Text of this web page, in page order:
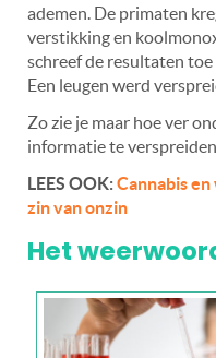
ademen. De primaten
verstikking en
schreef de resultaten
Een leugen werd
Zo zie je maar hoe ver
informatie te
LEES OOK:Cannabis
zin van onzin
Het